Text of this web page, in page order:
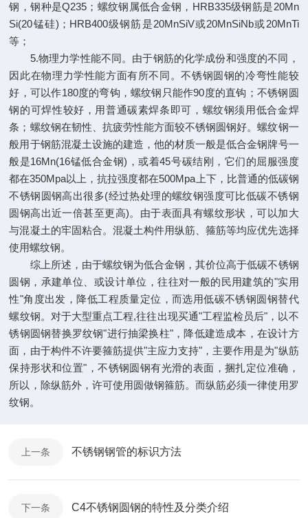
钢，钢种是Q235；螺纹钢属低合金钢，HRB335级钢筋是20Mn
Si(20锰硅)；HRB400级钢筋是20MnSiV或20MnSiNb或20MnTi
等；
5.物理力学性能不同。由于钢筋的化学成份和强度的不同，
因此在物理力学性能方面有所不同。不锈钢圆钢的冷弯性能较
好，可以作180度的弯钩，螺纹钢只能作90度的直钩；不锈钢圆
钢的可焊性较好，用普通碳素焊条即可，螺纹钢须用低合金焊
条；螺纹钢在韧性、抗疲劳性能方面较不锈钢圆钢好。螺纹钢一
般用于钢筋混凝土设施的建造，他的材质一般是低合金钢牌号一
般是16Mn(16锰低合金钢)，或着45号碳结刚，它们的屈服强度
都在350Mpa以上，抗拉强度都在500Mpa上下，比普通的低碳钢
不锈钢圆钢高出很多(经过热处理的螺纹钢强度可比低碳不锈钢
圆钢高出近一倍甚至更高)。由于表面具有螺纹形状，可以加大
与混凝土的牢固粘合。混凝土构件用纵筋、箍筋等均应优先选择
使用螺纹钢。
综上所述，由于螺纹钢为低合金钢，其价位高于低碳不锈钢
圆钢，承建单位、或设计单位，往往对一般的民用建筑的"实用
性"角度出发，降低工程质量定位，而选用低碳不锈钢圆钢替代
螺纹钢。对于大型重点工程,往往出现买通"工程监检员后"，以不
锈钢圆钢替换罗纹钢"进行抽梁换柱"，降低建造成本，在设计方
面，由于构件不许要箍筋提供"主应力支持"，主要作用是为"纵筋
保持形状和位置"，不锈钢圆钢有光滑的表面，捆扎定位准确，
所以，除纵筋外，许可使用圆做钢箍筋。而纵筋必须一律使用罗
纹钢。
上一条 不锈钢钢管的标识方法
下一条 C4不锈钢圆钢的特性及分类介绍